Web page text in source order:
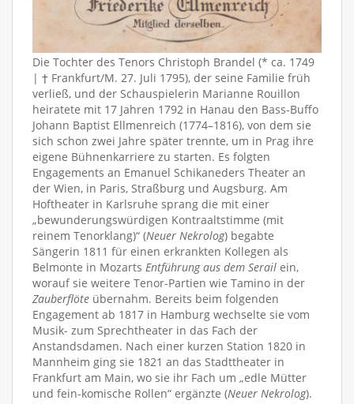
Die Tochter des Tenors Christoph Brandel (* ca. 1749
| † Frankfurt/M. 27. Juli 1795), der seine Familie früh
verließ, und der Schauspielerin Marianne Rouillon
heiratete mit 17 Jahren 1792 in Hanau den Bass-Buffo
Johann Baptist Ellmenreich (1774–1816), von dem sie
sich schon zwei Jahre später trennte, um in Prag ihre
eigene Bühnenkarriere zu starten. Es folgten
Engagements an Emanuel Schikaneders Theater an
der Wien, in Paris, Straßburg und Augsburg. Am
Hoftheater in Karlsruhe sprang die mit einer
„bewunderungswürdigen Kontraaltstimme (mit
reinem Tenorklang)“ (Neuer Nekrolog) begabte
Sängerin 1811 für einen erkrankten Kollegen als
Belmonte in Mozarts Entführung aus dem Serail ein,
worauf sie weitere Tenor-Partien wie Tamino in der
Zauberflöte übernahm. Bereits beim folgenden
Engagement ab 1817 in Hamburg wechselte sie vom
Musik- zum Sprechtheater in das Fach der
Anstandsdamen. Nach einer kurzen Station 1820 in
Mannheim ging sie 1821 an das Stadttheater in
Frankfurt am Main, wo sie ihr Fach um „edle Mütter
und fein-komische Rollen“ ergänzte (Neuer Nekrolog).